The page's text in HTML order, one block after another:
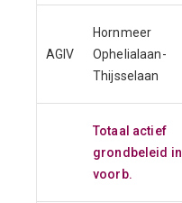
AGIV
Hornmeer
Ophelialaan-
Thijsselaan
Totaal actief
grondbeleid in
voorb.